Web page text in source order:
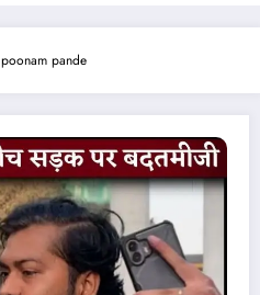
poonam pande